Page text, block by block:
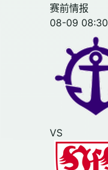
赛前情报
08-09 08:30
VS